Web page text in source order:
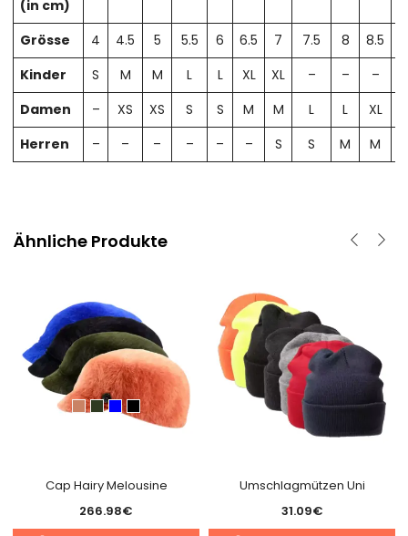
(in cm)
Grösse 4 4.5 5 5.5 6 6.5 7 7.5 8 8.5
Kinder
S M M L L XL XL – – –
Damen
– XS XS S S M M L L XL
Herren
– – – – – – S S M M
Ähnliche Produkte
Cap Hairy Melousine
266.98€
Umschlagmützen Uni
31.09€